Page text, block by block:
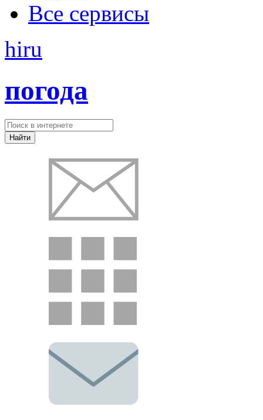
Все сервисы
hiru
погода
Найти